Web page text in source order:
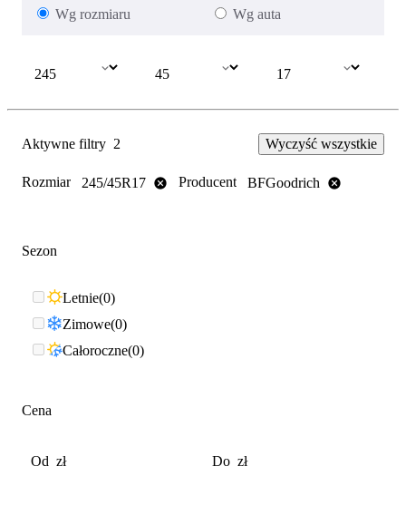
Wg rozmiaru Wg auta
Aktywne filtry 2 Wyczyść wszystkie
Rozmiar 245/45R17 Producent BFGoodrich
Sezon
Letnie 0
Zimowe 0
Całoroczne 0
Cena